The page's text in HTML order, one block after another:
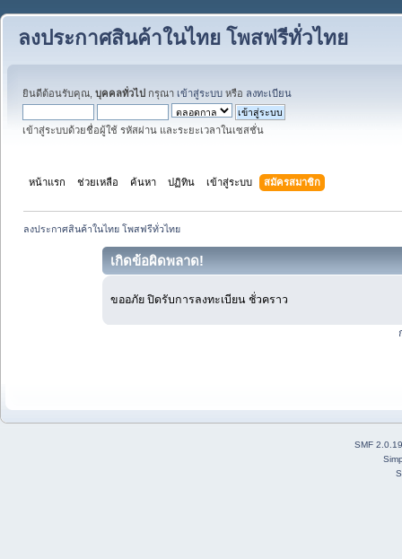
ลงประกาศสินค้าในไทย โพสฟรีทั่วไทย
ยินดีต้อนรับคุณ, บุคคลทั่วไป กรุณา เข้าสู่ระบบ หรือ ลงทะเบียน
เข้าสู่ระบบด้วยชื่อผู้ใช้ รหัสผ่าน และระยะเวลาในเซสชั่น
หน้าแรก ช่วยเหลือ ค้นหา ปฏิทิน เข้าสู่ระบบ สมัครสมาชิก
ลงประกาศสินค้าในไทย โพสฟรีทั่วไทย
เกิดข้อผิดพลาด!
ขออภัย ปิดรับการลงทะเบียน ชั่วคราว
SMF 2.0.19